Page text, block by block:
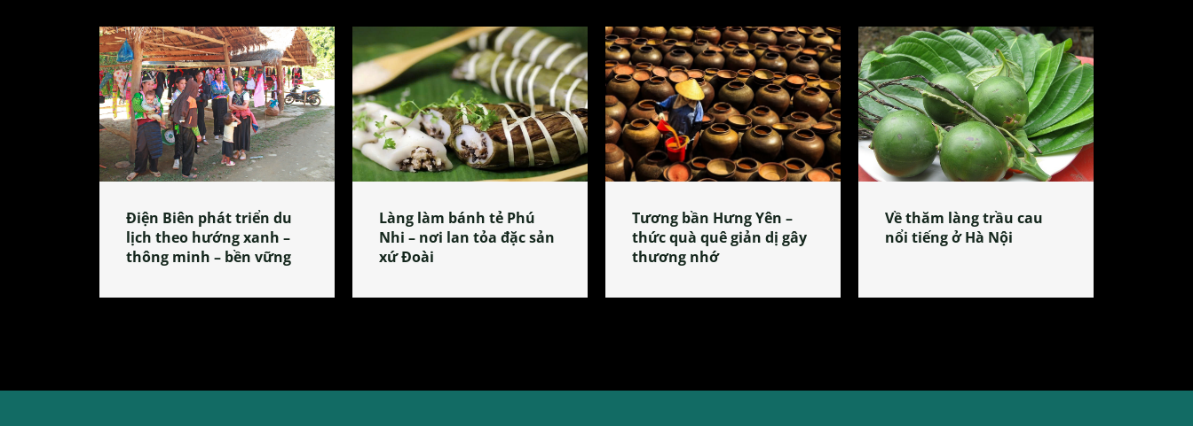
Điện Biên phát triển du
lịch theo hướng xanh –
thông minh – bền vững
Làng làm bánh tẻ Phú
Nhi – nơi lan tỏa đặc sản
xứ Đoài
Tương bần Hưng Yên –
thức quà quê giản dị gây
thương nhớ
Về thăm làng trầu cau
nổi tiếng ở Hà Nội